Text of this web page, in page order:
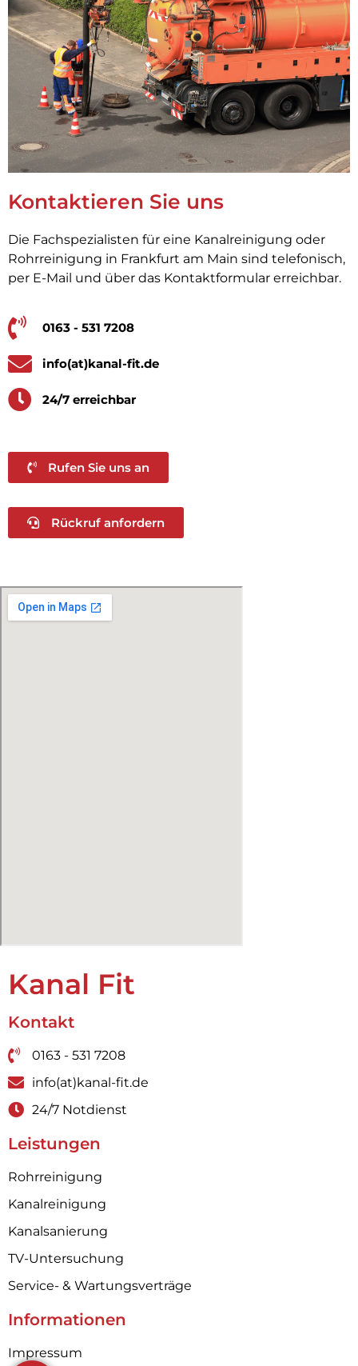
Kontaktieren Sie uns
Die Fachspezialisten für eine Kanalreinigung oder
Rohrreinigung in Frankfurt am Main sind telefonisch,
per E-Mail und über das Kontaktformular erreichbar.
0163 - 531 7208
info(at)kanal-fit.de
24/7 erreichbar
Rufen Sie uns an
Rückruf anfordern
Kanal Fit
Kontakt
0163 - 531 7208
info(at)kanal-fit.de
24/7 Notdienst
Leistungen
Rohrreinigung
Kanalreinigung
Kanalsanierung
TV-Untersuchung
Service- & Wartungsverträge
Informationen
Impressum